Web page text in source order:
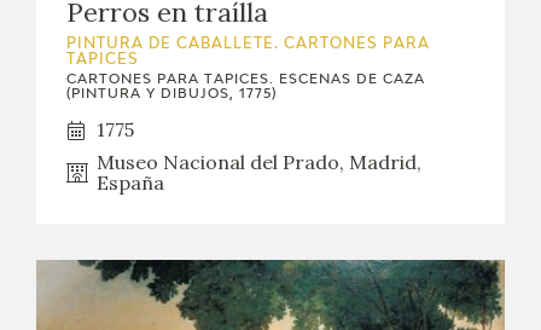
Perros en traílla
PINTURA DE CABALLETE. CARTONES PARA
TAPICES
CARTONES PARA TAPICES. ESCENAS DE CAZA
(PINTURA Y DIBUJOS, 1775)
1775
Museo Nacional del Prado, Madrid,
España